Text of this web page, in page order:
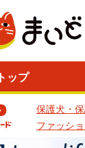
トップ
保護犬・
ファッシ